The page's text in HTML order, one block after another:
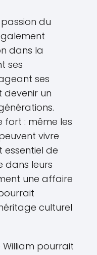
du
dans la
ses
ses
devenir un
fort : même les
vivre
essentiel de
dans leurs
une affaire
culturel
pourrait